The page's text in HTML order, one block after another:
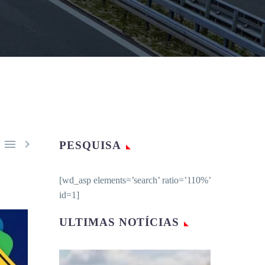
  PESQUISA
[wd_asp elements=’search’ ratio=’110%’
id=1]
ULTIMAS NOTÍCIAS